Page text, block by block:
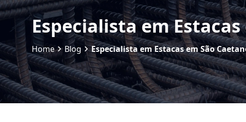
Especialista em
Home Blog Especialista em Estacas em São